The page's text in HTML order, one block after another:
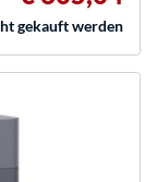
gekauft werden